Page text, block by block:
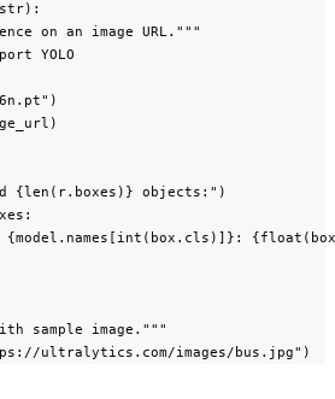
str):
on an image URL."""
YOLO
{len(r.boxes)} objects:")
{model.names[int(box.cls)]}:
sample image."""
ultralytics.com/images/bus.jpg")